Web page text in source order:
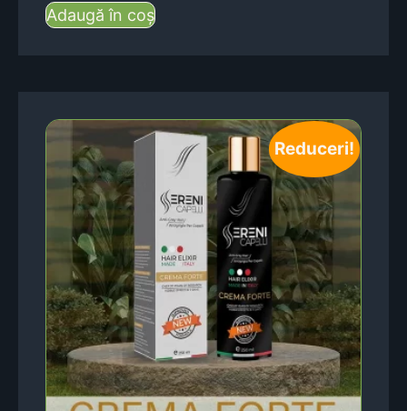
Adaugă în coș
Reduceri!